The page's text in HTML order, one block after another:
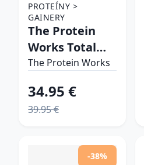
PROTEÍNY >
GAINERY
The Protein
Works Total
Mass Matrix
koktejl
The Protein Works
34.95 €
39.95 €
-38%